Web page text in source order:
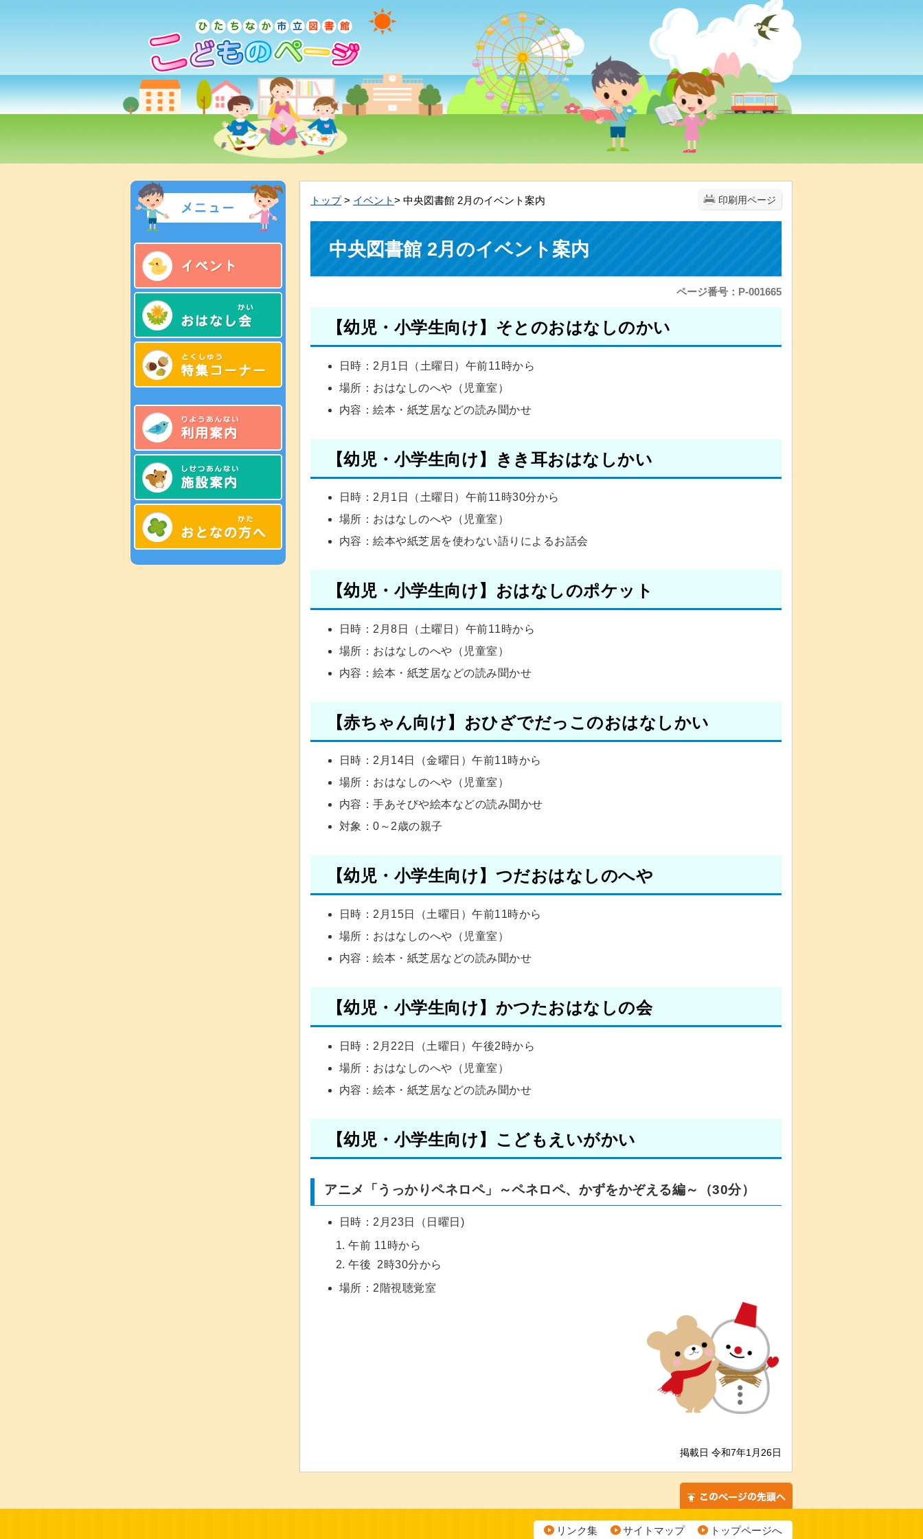
印刷用ページ
トップ> イベント> 中央図書館 2月のイベント案内
中央図書館 2月のイベント案内
ページ番号：P-001665
【幼児・小学生向け】そとのおはなしのかい
日時：2月1日（土曜日）午前11時から
場所：おはなしのへや（児童室）
内容：絵本・紙芝居などの読み聞かせ
【幼児・小学生向け】きき耳おはなしかい
日時：2月1日（土曜日）午前11時30分から
場所：おはなしのへや（児童室）
内容：絵本や紙芝居を使わない語りによるお話会
【幼児・小学生向け】おはなしのポケット
日時：2月8日（土曜日）午前11時から
場所：おはなしのへや（児童室）
内容：絵本・紙芝居などの読み聞かせ
【赤ちゃん向け】おひざでだっこのおはなしかい
日時：2月14日（金曜日）午前11時から
場所：おはなしのへや（児童室）
内容：手あそびや絵本などの読み聞かせ
対象：0～2歳の親子
【幼児・小学生向け】つだおはなしのへや
日時：2月15日（土曜日）午前11時から
場所：おはなしのへや（児童室）
内容：絵本・紙芝居などの読み聞かせ
【幼児・小学生向け】かつたおはなしの会
日時：2月22日（土曜日）午後2時から
場所：おはなしのへや（児童室）
内容：絵本・紙芝居などの読み聞かせ
【幼児・小学生向け】こどもえいがかい
アニメ「うっかりペネロペ」～ペネロペ、かずをかぞえる編～（30分）
日時：2月23日（日曜日)
1. 午前 11時から
2. 午後 2時30分から
場所：2階視聴覚室
掲載日 令和7年1月26日
リンク集 サイトマップ トップページへ